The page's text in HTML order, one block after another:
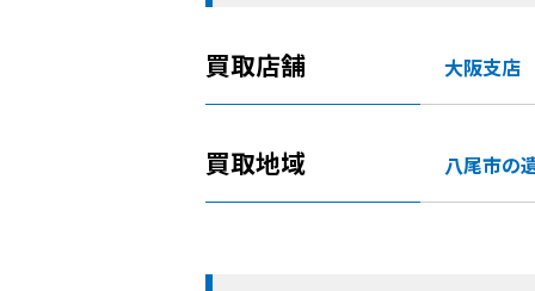
買取店舗 大阪支店
買取地域 八尾市の